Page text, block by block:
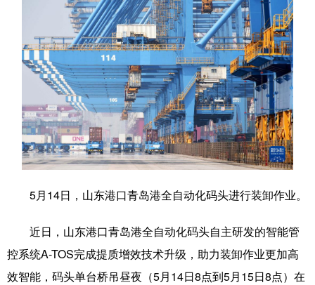
科创 量子 体育
文化 书画 健康 军事
访谈 视频 图片 政务
法律 中央文件 金融 汽车
食品 人居 信息化 数字经济
学术中国 乡村振兴 银龄 溯源中国
文化产业
5月14日，山东港口青岛港全自动化码头进行装卸作业。
近日，山东港口青岛港全自动化码头自主研发的智能管
控系统A-TOS完成提质增效技术升级，助力装卸作业更加高
效智能，码头单台桥吊昼夜（5月14日8点到5月15日8点）在